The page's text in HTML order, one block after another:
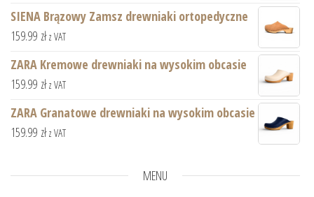
SIENA Brązowy Zamsz drewniaki ortopedyczne
159.99 zł z VAT
ZARA Kremowe drewniaki na wysokim obcasie
159.99 zł z VAT
ZARA Granatowe drewniaki na wysokim obcasie
159.99 zł z VAT
MENU